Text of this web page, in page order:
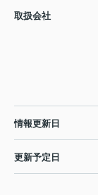
取扱会社
情報更新日
更新予定日